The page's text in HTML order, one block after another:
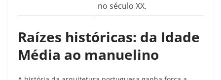
no século XX.​
Raízes históricas: da Idade
Média ao manuelino